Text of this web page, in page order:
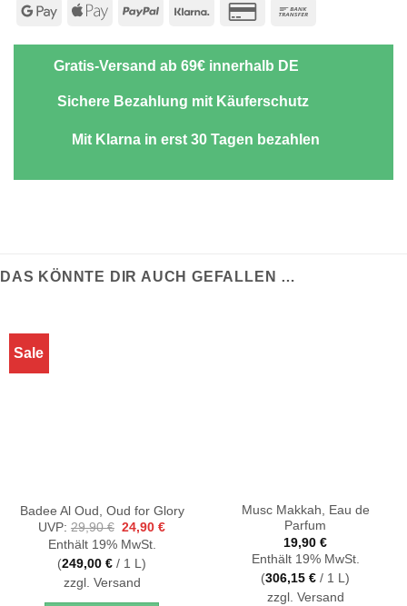
Google Apple
PayPal Klarna
Credit
Gratis-Versand ab 69€ innerhalb DE
Sichere Bezahlung mit Käuferschutz
Mit Klarna in erst 30 Tagen bezahlen
DAS KÖNNTE DIR AUCH GEFALLEN …
Sale
Badee Al Oud, Oud for Glory
UVP: 29,90€ Ursprünglicher
Preis
war:
29,90 €
24,90€Aktueller
Enthält 19% MwSt.
(249,00 € / 1 L)
zzgl. Versand
Musc Makkah, Eau de
Parfum
19,90 €
Enthält 19% MwSt.
(306,15 € / 1 L)
zzgl. Versand